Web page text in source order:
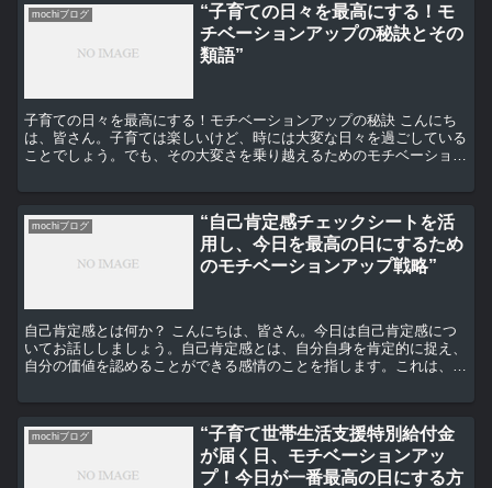
mochiブログ
“子育ての日々を最高にする！モ
チベーションアップの秘訣とその
類語”
子育ての日々を最高にする！モチベーションアップの秘訣 こんにち
は、皆さん。子育ては楽しいけど、時には大変な日々を過ごしている
ことでしょう。でも、その大変さを乗り越えるためのモチベーション
mochiブログ
“自己肯定感チェックシートを活
用し、今日を最高の日にするため
のモチベーションアップ戦略”
自己肯定感とは何か？ こんにちは、皆さん。今日は自己肯定感につ
いてお話ししましょう。自己肯定感とは、自分自身を肯定的に捉え、
自分の価値を認めることができる感情のことを指します。これは、自
mochiブログ
“子育て世帯生活支援特別給付金
が届く日、モチベーションアッ
プ！今日が一番最高の日にする方